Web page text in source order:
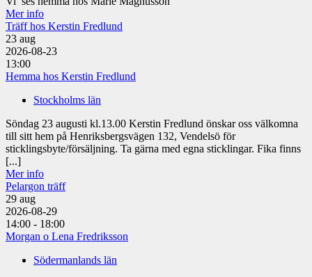
Mer info
Träff hos Kerstin Fredlund
23 aug
2026-08-23
13:00
Hemma hos Kerstin Fredlund
Stockholms län
Söndag 23 augusti kl.13.00 Kerstin Fredlund önskar oss välkomna
till sitt hem på Henriksbergsvägen 132, Vendelsö för
sticklingsbyte/försäljning. Ta gärna med egna sticklingar. Fika finns
[...]
Mer info
Pelargon träff
29 aug
2026-08-29
14:00 - 18:00
Morgan o Lena Fredriksson
Södermanlands län